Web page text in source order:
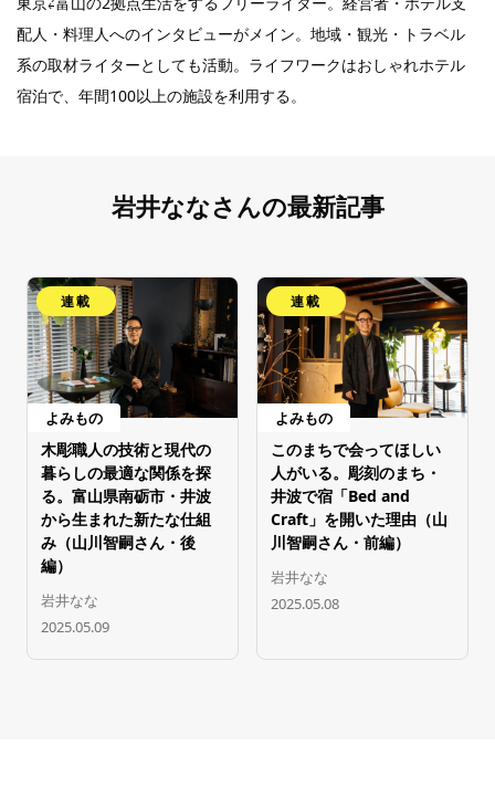
配人・料理人へのインタビューがメイン。地域・観光・トラベル
系の取材ライターとしても活動。ライフワークはおしゃれホテル
宿泊で、年間100以上の施設を利用する。
岩井ななさんの最新記事
連載
よみもの
木彫職人の技術と現代の
暮らしの最適な関係を探
る。富山県南砺市・井波
から生まれた新たな仕組
み（山川智嗣さん・後
編）
岩井なな
2025.05.09
連載
よみもの
このまちで会ってほしい
人がいる。彫刻のまち・
井波で宿「Bed and
Craft」を開いた理由（山
川智嗣さん・前編）
岩井なな
2025.05.08